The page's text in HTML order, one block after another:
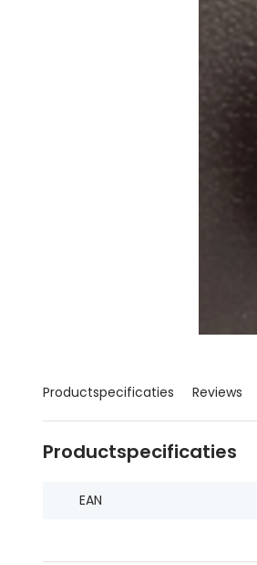
Productspecificaties Reviews
Productspecificaties
EAN